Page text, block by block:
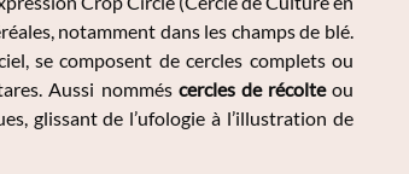
notamment dans les champs de blé.
se composent de cercles complets ou
Aussi nommés cercles de récolteou
glissant de l’ufologie à l’illustration de